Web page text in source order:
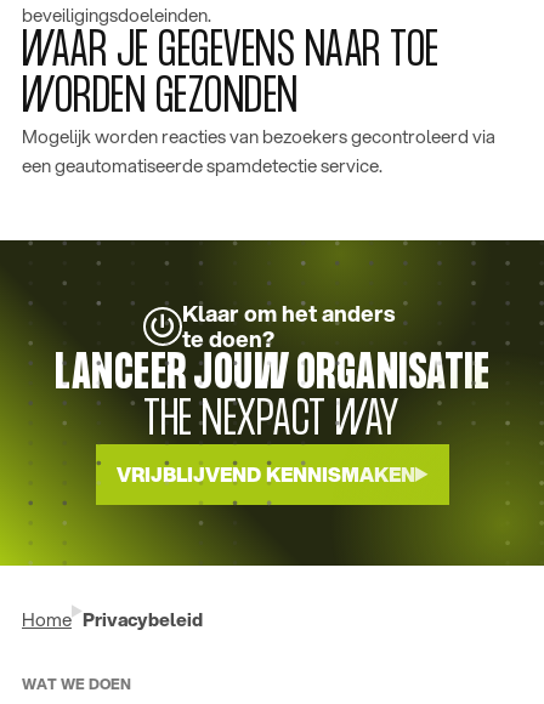
beveiligingsdoeleinden.
WAAR JE GEGEVENS NAAR TOE
WORDEN GEZONDEN
Mogelijk worden reacties van bezoekers gecontroleerd via
een geautomatiseerde spamdetectie service.
Klaar om het anders
te doen?
LANCEER JOUW ORGANISATIE
THE NEXPACT WAY
VRIJBLIJVEND KENNISMAKEN
Home Privacybeleid
WAT WE DOEN